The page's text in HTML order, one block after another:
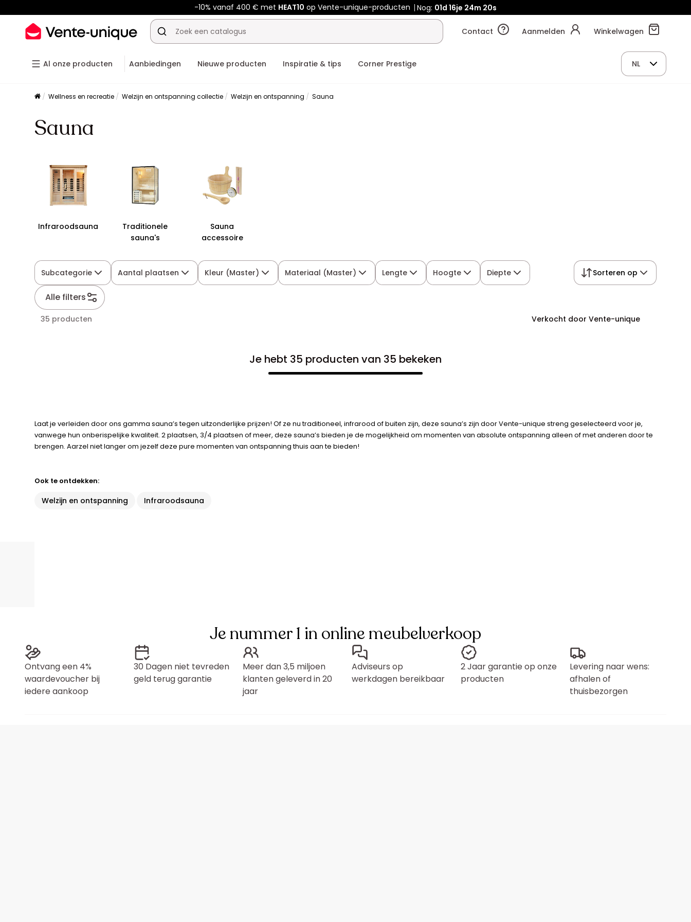
-10% vanaf 400 € metHEAT10 op Vente-unique-producten Nog:01d 16je 24m 19s
Contact Aanmelden Winkelwagen
Al onze producten Aanbiedingen Nieuwe producten Inspiratie & tips Corner Prestige NL
Wellness en recreatie Welzijn en ontspanning collectie Welzijn en ontspanning Sauna
Sauna
Infraroodsauna
Traditionele
sauna's
Sauna
accessoire
Subcategorie Aantal plaatsen Kleur (Master) Materiaal (Master) Lengte Hoogte Diepte
Alle filters
Sorteren op
35 producten Verkocht door Vente-unique
Je hebt 35 producten van 35 bekeken
Laat je verleiden door ons gamma sauna’s tegen uitzonderlijke prijzen! Of ze nu traditioneel, infrarood of buiten zijn, deze sauna’s zijn door Vente-unique streng geselecteerd voor je,
vanwege hun onberispelijke kwaliteit. 2 plaatsen, 3/4 plaatsen of meer, deze sauna’s bieden je de mogelijkheid om momenten van absolute ontspanning alleen of met anderen door te
brengen. Aarzel niet langer om jezelf deze pure momenten van ontspanning thuis aan te bieden!
Ook te ontdekken:
Welzijn en ontspanning Infraroodsauna
Je nummer 1 in online meubelverkoop
Ontvang een 4%
waardevoucher bij
iedere aankoop
30 Dagen niet tevreden
geld terug garantie
Meer dan 3,5 miljoen
klanten geleverd in 20
jaar
Adviseurs op
werkdagen bereikbaar
2 Jaar garantie op onze
producten
Levering naar wens:
afhalen of
thuisbezorgen